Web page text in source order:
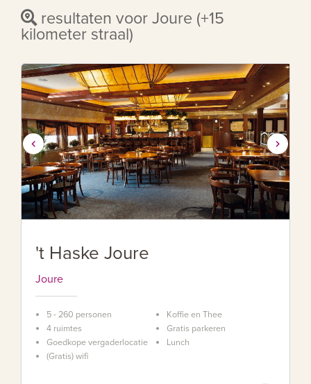
resultaten voor Joure (+15
kilometer straal)
't Haske Joure
Joure
5 - 260 personen
4 ruimtes
Goedkope vergaderlocatie
(Gratis) wifi
Koffie en Thee
Gratis parkeren
Lunch